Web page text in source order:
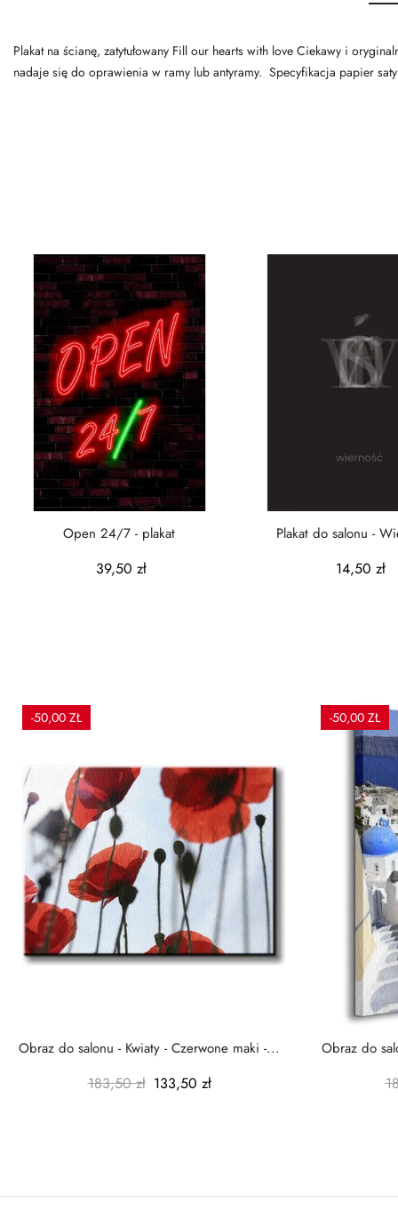
Plakat na ścianę, zatytułowany Fill our hearts with love Ciekawy i
nadaje się do oprawienia w ramy lub antyramy. Specyfikacja papier
Open 24/7 - plakat
39,50 zł
Plakat do salonu -
14,50 zł
-50,00 ZŁ
Obraz do salonu - Kwiaty - Czerwone maki -...
183,50 zł 133,50 zł
-50,00 ZŁ
Obraz do